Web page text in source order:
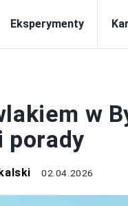
Eksperymenty
w
porady
02.04.2026